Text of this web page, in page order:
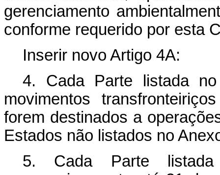
gerenciamento
conforme requerido por esta
Inserir novo Artigo 4A:
4. Cada Parte listada
movimentos
forem destinados a
Estados não listados no
5. Cada Parte